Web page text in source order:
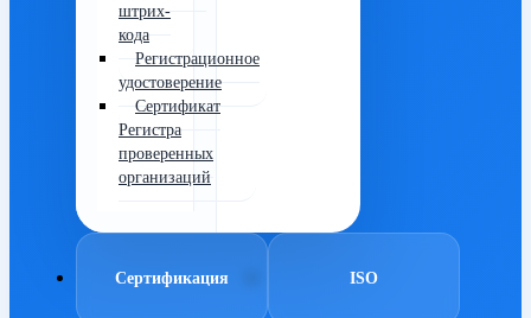
штрих-
кода
Регистрационное
удостоверение
Сертификат
Регистра
проверенных
организаций
Сертификация ISO